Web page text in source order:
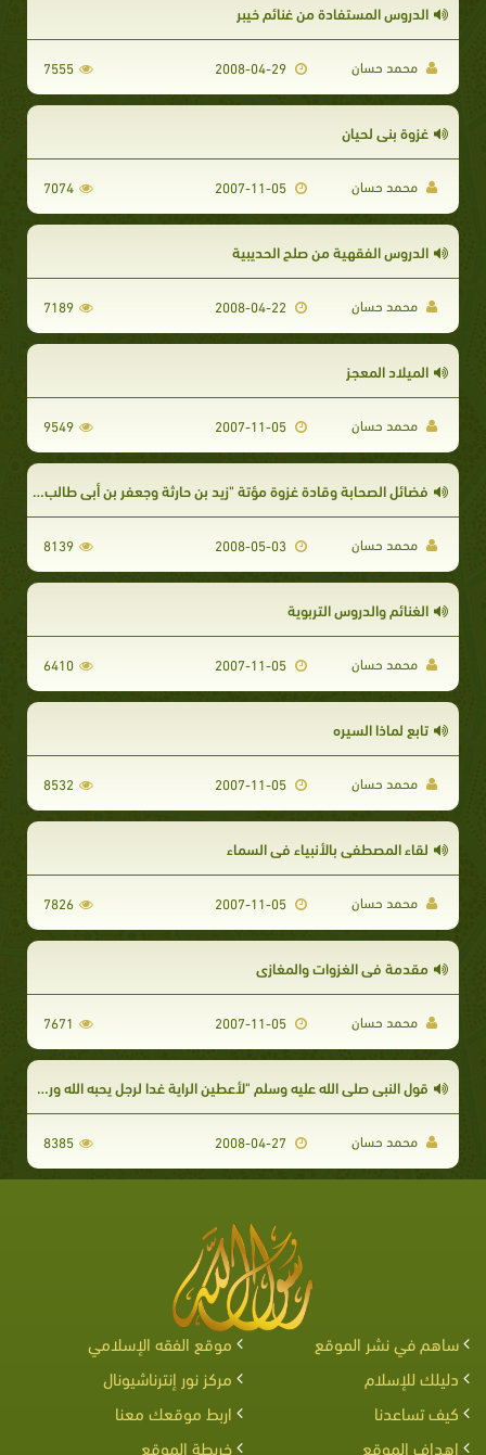
الدروس المستفادة من غنائم خيبر
محمد حسان 7555
غزوة بنى لحيان
محمد حسان 7074
الدروس الفقهية من صلح الحديبية
محمد حسان 7189
الميلاد المعجز
محمد حسان 9549
فضائل الصحابة وقادة غزوة مؤتة "زيد بن حارثة وجعفر بن أبى طالب وعبد الله بن رواحة"
محمد حسان 8139
الغنائم والدروس التربوية
محمد حسان 6410
تابع لماذا السيره
محمد حسان 8532
لقاء المصطفى بالأنبياء فى السماء
محمد حسان 7826
مقدمة فى الغزوات والمغازى
محمد حسان 7671
قول النبي صلى الله عليه وسلم "لأعطين الراية غدا لرجل يحبه الله ورسوله فمن هو؟
محمد حسان 8385
ساهم في نشر الموقع
موقع الفقه الإسلامي
دليلك للإسلام
مركز نور إنترناشيونال
كيف تساعدنا
اربط موقعك معنا
اهداف الموقع
خريطة الموقع